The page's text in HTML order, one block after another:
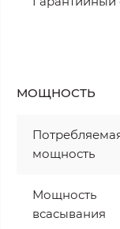
МОЩНОСТЬ
мощность
Мощность
всасывания